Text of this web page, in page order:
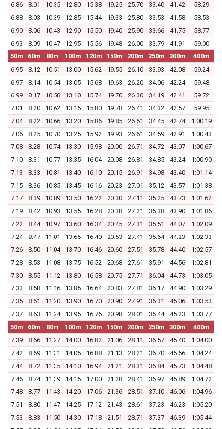
6.86 8.01 10.35 12.80 15.38 19.25 25.70 33.40 41.42
58.29
6.88
8.03 10.39 12.85 15.44 19.33 25.80 33.53 41.58
58.53
6.90
8.06 10.43 12.90 15.50 19.40 25.90 33.66 41.75
58.77
6.93
8.09 10.47 12.95 15.56 19.48 26.00 33.79 41.91
59.00
50m
60m 80m 100m 120m 150m 200m 250m 300m
400m
6.95
8.12 10.51 13.00 15.62 19.55 26.10 33.93 42.08
59.24
6.97
8.14 10.54 13.05 15.68 19.63 26.20 34.06 42.24
59.48
6.99
8.17 10.58 13.10 15.74 19.70 26.30 34.19 42.41
59.72
7.01
8.20 10.62 13.15 15.80 19.78 26.41 34.32 42.57
59.95
7.04
8.22 10.66 13.20 15.86 19.85 26.51 34.45 42.74
1:00.19
7.06
8.25 10.70 13.25 15.92 19.93 26.61 34.59 42.91
1:00.43
7.08
8.28 10.74 13.30 15.98 20.00 26.71 34.72 43.07
1:00.67
7.10
8.31 10.77 13.35 16.04 20.08 26.81 34.85 43.24
1:00.90
7.13
8.33 10.81 13.40 16.10 20.15 26.91 34.98 43.40
1:01.14
7.15
8.36 10.85 13.45 16.16 20.23 27.01 35.12 43.57
1:01.38
7.17
8.39 10.89 13.50 16.22 20.30 27.11 35.25 43.73
1:01.62
7.19
8.42 10.93 13.55 16.28 20.38 27.21 35.38 43.90
1:01.86
7.22
8.44 10.97 13.60 16.34 20.45 27.31 35.51 44.07
1:02.09
7.24
8.47 11.01 13.65 16.40 20.53 27.41 35.64 44.23
1:02.33
7.26
8.50 11.04 13.70 16.46 20.60 27.51 35.78 44.40
1:02.57
7.28
8.53 11.08 13.75 16.52 20.68 27.61 35.91 44.56
1:02.81
7.30
8.55 11.12 13.80 16.58 20.75 27.71 36.04 44.73
1:03.05
7.33
8.58 11.16 13.85 16.64 20.83 27.81 36.17 44.90
1:03.29
7.35
8.61 11.20 13.90 16.70 20.90 27.91 36.31 45.06
1:03.53
7.37
8.63 11.24 13.95 16.76 20.98 28.01 36.44 45.23
1:03.77
50m
60m 80m 100m 120m 150m 200m 250m 300m
400m
7.39
8.66 11.27 14.00 16.82 21.06 28.11 36.57 45.40
1:04.00
7.42
8.69 11.31 14.05 16.88 21.13 28.21 36.70 45.56
1:04.24
7.44
8.72 11.35 14.10 16.94 21.21 28.31 36.84 45.73
1:04.48
7.46
8.74 11.39 14.15 17.00 21.28 28.41 36.97 45.89
1:04.72
7.48
8.77 11.43 14.20 17.06 21.36 28.51 37.10 46.06
1:04.96
7.51
8.80 11.47 14.25 17.12 21.43 28.61 37.23 46.23
1:05.20
7.53
8.83 11.50 14.30 17.18 21.51 28.71 37.37 46.39
1:05.44